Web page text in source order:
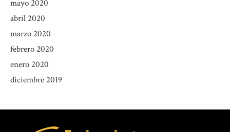
mayo 2020
abril 2020
marzo 2020
febrero 2020
enero 2020
diciembre 2019